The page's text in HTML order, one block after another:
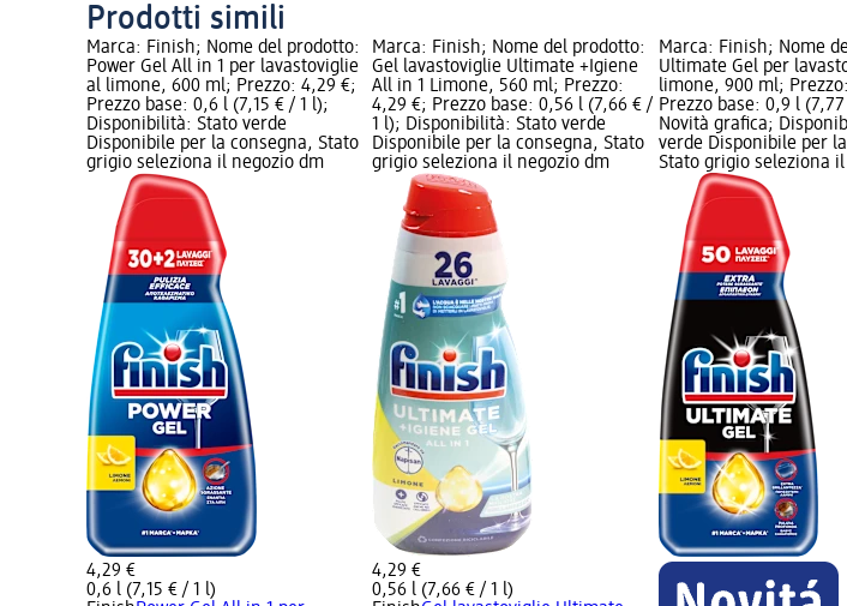
Prodotti simili
Marca: Finish; Nome del prodotto:
Power Gel All in 1 per lavastoviglie
al limone, 600 ml; Prezzo: 4,29 €;
Prezzo base: 0,6 l (7,15 € / 1 l);
Disponibilità: Stato verde
Disponibile per la consegna, Stato
grigio seleziona il negozio dm
4,29 €
0,6 l (7,15 € / 1 l)
Marca: Finish; Nome del prodotto:
Gel lavastoviglie Ultimate +Igiene
All in 1 Limone, 560 ml; Prezzo:
4,29 €; Prezzo base: 0,56 l (7,66 € /
1 l); Disponibilità: Stato verde
Disponibile per la consegna, Stato
grigio seleziona il negozio dm
4,29 €
0,56 l (7,66 € / 1 l)
Marca: Finish; Nome
Ultimate Gel per
limone, 900 ml;
Prezzo base: 0,9 l
Novità grafica;
verde Disponibile per
Stato grigio seleziona